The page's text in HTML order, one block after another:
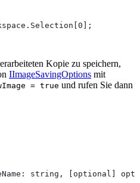
Kopie zu speichern,
IImageSavingOptions mit
= true und rufen Sie dann
string, [optional]